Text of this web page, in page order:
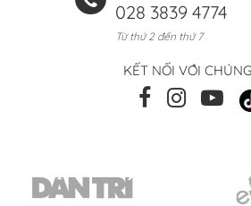
028 3839 4774
Từ thứ 2 đến thứ 7
KẾT NỐI VỚI